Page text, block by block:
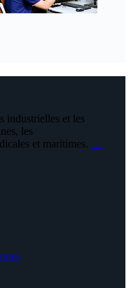
industrielles et les
les
et maritimes. →